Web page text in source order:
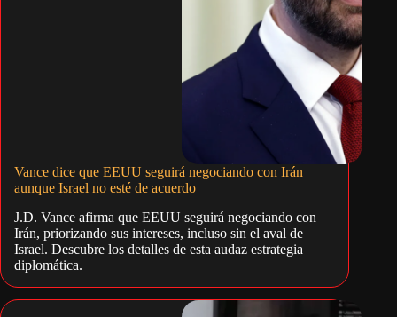
Vance dice que EEUU seguirá negociando con Irán
aunque Israel no esté de acuerdo
J.D. Vance afirma que EEUU seguirá negociando con
Irán, priorizando sus intereses, incluso sin el aval de
Israel. Descubre los detalles de esta audaz estrategia
diplomática.